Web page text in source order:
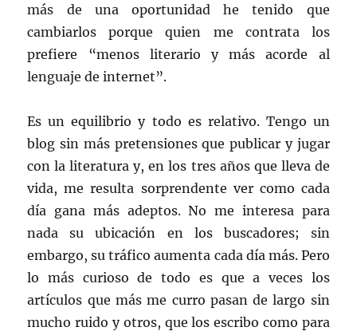
más de una oportunidad he tenido que
cambiarlos porque quien me contrata los
prefiere “menos literario y más acorde al
lenguaje de internet”.
Es un equilibrio y todo es relativo. Tengo un
blog sin más pretensiones que publicar y jugar
con la literatura y, en los tres años que lleva de
vida, me resulta sorprendente ver como cada
día gana más adeptos. No me interesa para
nada su ubicación en los buscadores; sin
embargo, su tráfico aumenta cada día más. Pero
lo más curioso de todo es que a veces los
artículos que más me curro pasan de largo sin
mucho ruido y otros, que los escribo como para